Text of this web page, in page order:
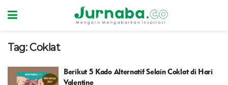
Tag:Coklat
Berikut 5 Kado Alternatif Selain Coklat di Hari
Valentine